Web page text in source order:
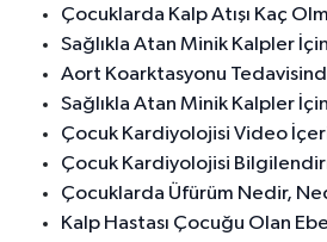
Çocuklarda Kalp Atışı Kaç
Sağlıkla Atan Minik Kalpler
Aort Koarktasyonu
Sağlıkla Atan Minik Kalpler
Çocuk Kardiyolojisi Video
Çocuk Kardiyolojisi
Çocuklarda Üfürüm Nedir,
Kalp Hastası Çocuğu Olan